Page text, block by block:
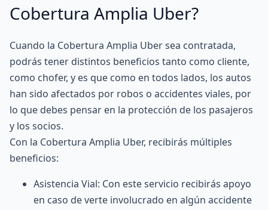
Cobertura Amplia Uber?
Cuando la Cobertura Amplia Uber sea contratada,
podrás tener distintos beneficios tanto como cliente,
como chofer, y es que como en todos lados, los autos
han sido afectados por robos o accidentes viales, por
lo que debes pensar en la protección de los pasajeros
y los socios.
Con la Cobertura Amplia Uber, recibirás múltiples
beneficios:
Asistencia Vial: Con este servicio recibirás apoyo
en caso de verte involucrado en algún accidente